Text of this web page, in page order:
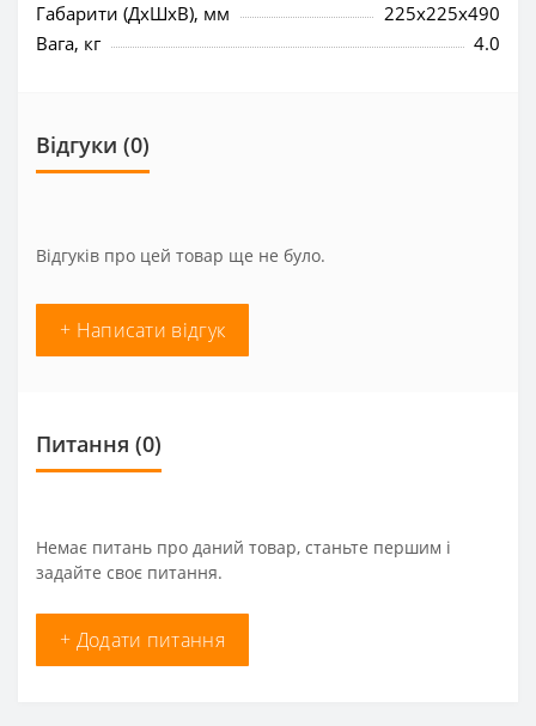
Габарити (ДхШхВ), мм
225x225x490
Вага, кг
4.0
Відгуки (0)
Відгуків про цей товар ще не було.
+ Написати відгук
Питання (0)
Немає питань про даний товар, станьте першим і
задайте своє питання.
+ Додати питання